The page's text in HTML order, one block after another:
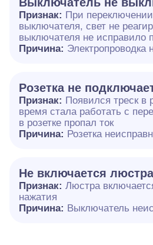
Признак: При
выключателя, свет не
выключателя не исправило
Причина: Электропроводка
Розетка не
Признак: Появился треск в
время стала работать с
в розетке пропал ток
Причина: Розетка
Не включается люстра
Признак: Люстра
нажатия
Причина: Выключатель